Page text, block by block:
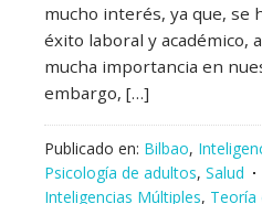
mucho interés, ya que, se
éxito laboral y académico,
mucha importancia en
embargo, […]
Publicado en: Bilbao,
Psicología de adultos, Salud
Inteligencias Múltiples, Teoría